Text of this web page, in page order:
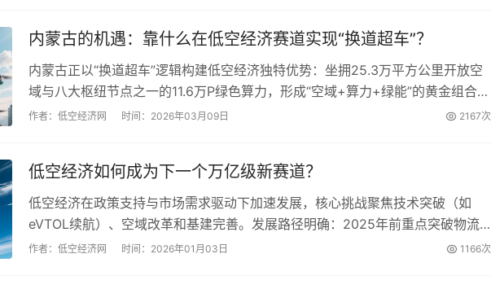
内蒙古的机遇：靠什么在低空经济赛道实现“换道超车”？
内蒙古正以“换道超车”逻辑构建低空经济独特优势：坐拥25.3万平方公里开放空
域与八大枢纽节点之一的11.6万P绿色算力，形成“空域+算力+绿能”的黄金组合。
依托农牧、能源场景催生的迫切需求，打造天然试验场；通过嵌入稀土新材料、
作者：低空经济网 时间：2026年03月09日 2167次
低空经济如何成为下一个万亿级新赛道？
低空经济在政策支持与市场需求驱动下加速发展，核心挑战聚焦技术突破（如
eVTOL续航）、空域改革和基建完善。发展路径明确：2025年前重点突破物流/
应急场景，2030年实现载人商业化。普通人可关注深圳等试点区域，考取CAAC
作者：低空经济网 时间：2026年01月03日 1166次